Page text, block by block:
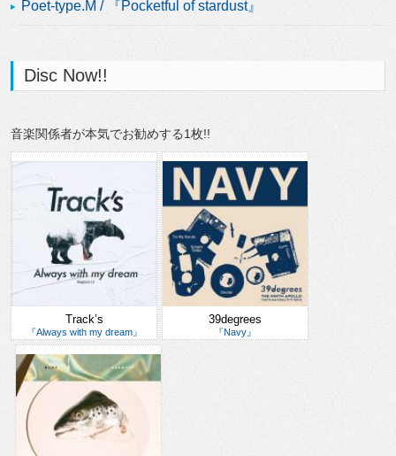
Poet-type.M / 『Pocketful of stardust』
Disc Now!!
音楽関係者が本気でお勧めする1枚!!
Track’s
『Always with my dream』
39degrees
『Navy』